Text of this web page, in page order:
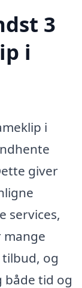
3
i
i
giver
services,
mange
og
både tid og